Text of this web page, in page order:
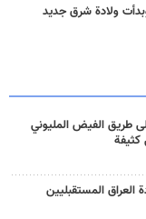
ولادة شرق جديد
طريق الفيض المليوني
كثيفة
العراق المستقبليين